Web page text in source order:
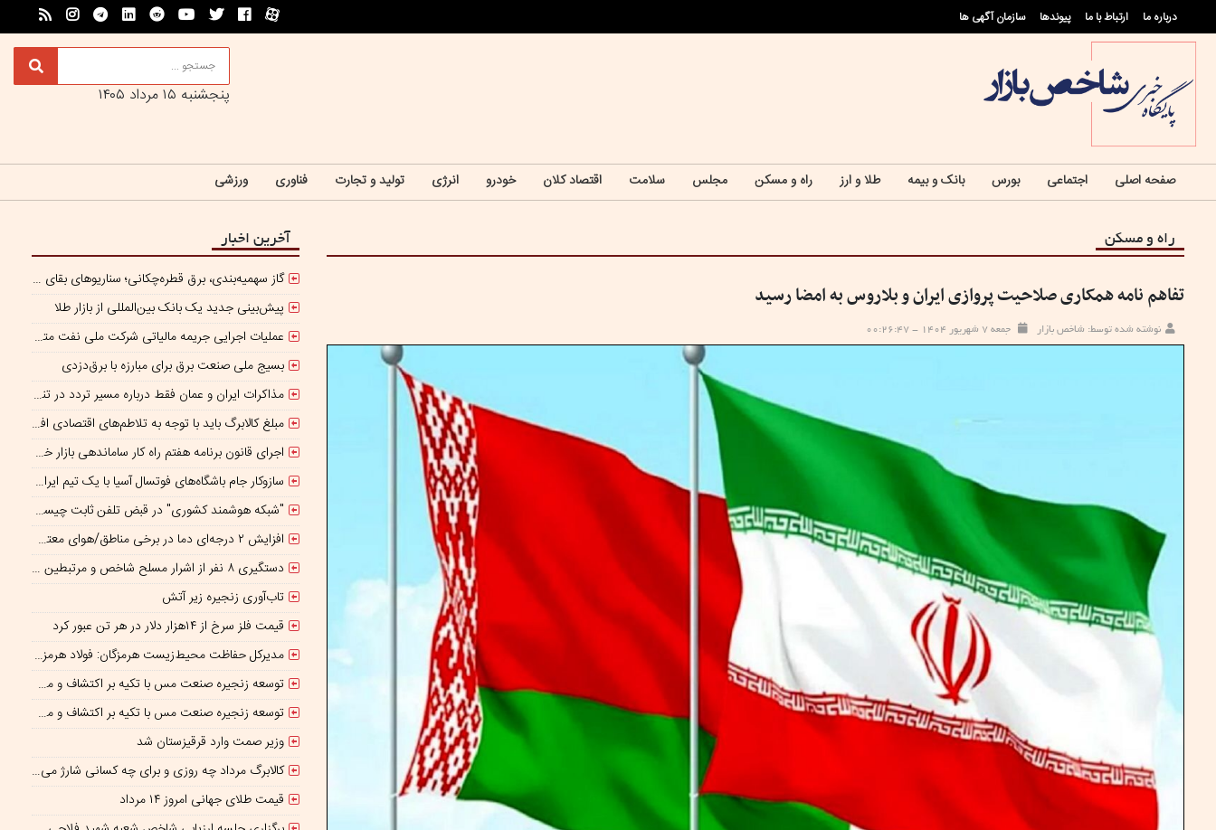
درباره ما ارتباط با ما پيوندها سازمان آگهی ها
پنجشنبه ۱۵ مرداد ۱۴۰۵
صفحه اصلی اجتماعی بورس بانک و بیمه طلا و ارز راه و مسکن مجلس سلامت اقتصاد کلان خودرو انرژی تولید و تجارت فناوری ورزشی
راه و مسکن
تفاهم نامه همکاری صلاحیت پروازی ایران و بلاروس به امضا رسید
نوشته شده توسط: شاخص بازار جمعه ۷ شهریور ۱۴۰۴ - ۰۰:۲۶:۴۷
آخرین اخبار
گاز سهمیه‌بندی، برق قطره‌چکانی؛ سناریوهای بقای صنعت فولاد در برزخ ناترازی و ریسک‌های ژئوپلیتیک
پیش‌بینی جدید یک بانک بین‌المللی از بازار طلا
عملیات اجرایی جریمه مالیاتی شرکت ملی نفت متوقف شده است
بسیج ملی صنعت برق برای مبارزه با برق‌دزدی
مذاکرات ایران و عمان فقط درباره مسیر تردد در تنگه است/ امروز جایگاه بازدارندگی تنگه هرمز از بمب اتم هم بالاتر است
مبلغ کالابرگ باید با توجه به تلاطم‌های اقتصادی افزایش پیدا کند
اجرای قانون برنامه هفتم راه کار ساماندهی بازار خودرو است
سازوکار جام باشگاه‌های فوتسال آسیا با یک تیم ایرانی/پایان بازیکن قرضی؟
"شبکه هوشمند کشوری" در قبض تلفن ثابت چیست؟
افزایش ۲ درجه‌ای دما در برخی مناطق/هوای معتدل در نوار شمالی ایران
دستگیری ۸ نفر از اشرار مسلح شاخص و مرتبطین گروهک‌های تروریستی
تاب‌آوری زنجیره زیر آتش
قیمت فلز سرخ از ۱۴هزار دلار در هر تن عبور کرد
مدیرکل حفاظت محیط‌زیست هرمزگان: فولاد هرمزگان با اقتصاد چرخشی، نگاه تازه‌ای به توسعه صنعت فولاد ارائه کرده است
توسعه زنجیره صنعت مس با تکیه بر اکتشاف و مدل‌های نوین تأمین مالی شتاب می‌گیرد
توسعه زنجیره صنعت مس با تکیه بر اکتشاف و مدل‌های نوین تأمین مالی شتاب می‌گیرد
وزیر صمت وارد قرقیزستان شد
کالابرگ مرداد چه روزی و برای چه کسانی شارژ می‌شود؟ / افزایش اعتبار یک میلیونی منتفی است؟
قیمت طلای جهانی امروز ۱۴ مرداد